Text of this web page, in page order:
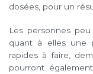
dosées, pour un
Les personnes
quant à elles une
rapides à faire,
pourront